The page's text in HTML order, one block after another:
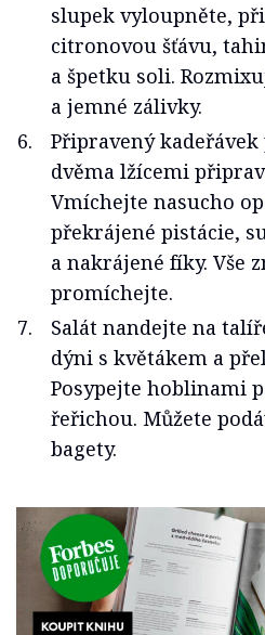
slupek vyloupněte,
citronovou šťávu,
a špetku soli.
a jemné zálivky.
Připravený
dvěma lžícemi
Vmíchejte nasucho
překrájené pistácie,
a nakrájené fíky. Vše
promíchejte.
Salát nandejte na
dýni s květákem a
Posypejte hoblinami
řeřichou. Můžete
bagety.